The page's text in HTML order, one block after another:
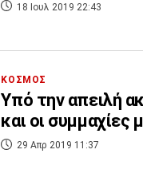
18 Ιουλ 2019 22:43
ΚΟΣΜΟΣ
Υπό την απειλή
και οι συμμαχίες
29 Απρ 2019 11:37